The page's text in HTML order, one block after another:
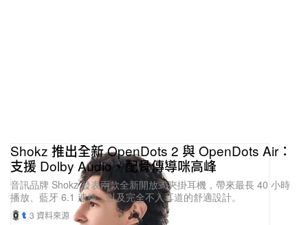
Shokz 推出全新 OpenDots 2 與 OpenDots Air：
支援 Dolby Audio、配骨傳導咪高峰
音訊品牌 Shokz 發表兩款全新開放式夾掛耳機，帶來最長 40 小時
播放、藍牙 6.1 連線，以及完全不入耳道的舒適設計。
3 資料來源